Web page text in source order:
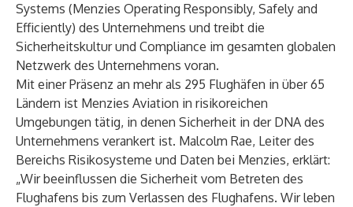
Systems (Menzies Operating Responsibly, Safely and
Efficiently) des Unternehmens und treibt die
Sicherheitskultur und Compliance im gesamten globalen
Netzwerk des Unternehmens voran.
Mit einer Präsenz an mehr als 295 Flughäfen in über 65
Ländern ist Menzies Aviation in risikoreichen
Umgebungen tätig, in denen Sicherheit in der DNA des
Unternehmens verankert ist. Malcolm Rae, Leiter des
Bereichs Risikosysteme und Daten bei Menzies, erklärt:
„Wir beeinflussen die Sicherheit vom Betreten des
Flughafens bis zum Verlassen des Flughafens. Wir leben